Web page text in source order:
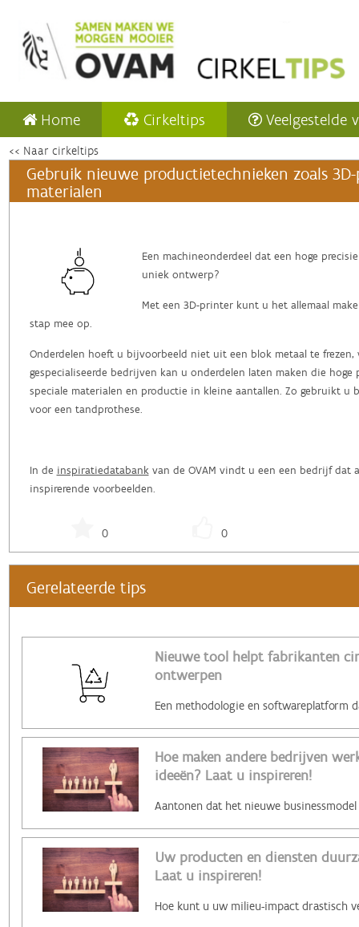
Home Cirkeltips Veelgestelde
<< Naar cirkeltips
Gebruik nieuwe productietechnieken zoals
materialen
Een machineonderdeel dat een hoge
uniek ontwerp?
Met een 3D-printer kunt u het allemaal
stap mee op.
Onderdelen hoeft u bijvoorbeeld niet uit een blok metaal te
gespecialiseerde bedrijven kan u onderdelen laten maken die hoge
speciale materialen en productie in kleine aantallen. Zo gebruikt
voor een tandprothese.
In de inspiratiedatabankvan de OVAM vindt u een een bedrijf dat
inspirerende voorbeelden.
0 0
Gerelateerde tips
Nieuwe tool helpt fabrikanten
ontwerpen
Hoe maken andere bedrijven
ideeën? Laat u inspireren!
Uw producten en diensten
Laat u inspireren!